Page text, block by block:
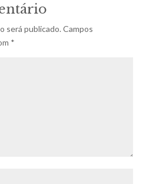
será publicado. Campos
*